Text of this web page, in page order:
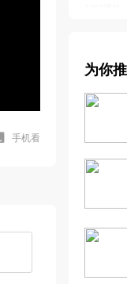
手机看
1600播放
[7] 1-2
[8] 1-3
[9] 1-3
为你